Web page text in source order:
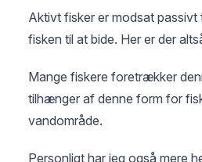
Aktivt fisker er modsat
fisken til at bide. Her er der
Mange fiskere foretrækker
tilhænger af denne form for
vandområde.
Personligt har jeg også mere